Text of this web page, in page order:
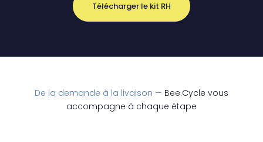
Télécharger le kit RH
De la demande à la livaison — Bee.Cycle vous
accompagne à chaque étape